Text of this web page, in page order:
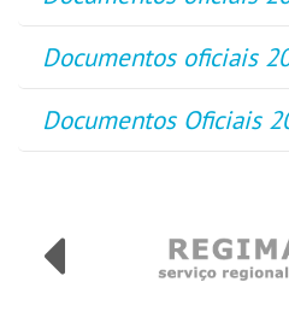
Documentos oficiais
Documentos Oficiais